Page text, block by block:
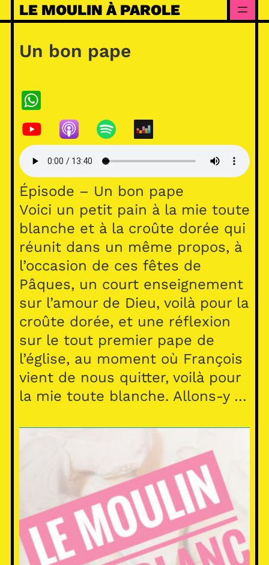
Skip
to
content
LE MOULIN À PAROLE
Un bon pape
WhatsApp
Épisode – Un bon pape
Voici un petit pain à la mie toute
blanche et à la croûte dorée qui
réunit dans un même propos, à
l’occasion de ces fêtes de
Pâques, un court enseignement
sur l’amour de Dieu, voilà pour la
croûte dorée, et une réflexion
sur le tout premier pape de
l’église, au moment où François
vient de nous quitter, voilà pour
la mie toute blanche. Allons-y …